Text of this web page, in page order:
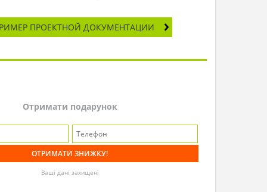
ПРОЕКТНОЙ ДОКУМЕНТАЦИИ
Отримати подарунок
Ваші дані захищені